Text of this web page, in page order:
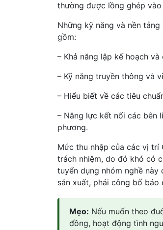
thường được lồng ghép
Những kỹ năng và nền
gồm:
– Khả năng lập kế hoạch
– Kỹ năng truyền thông và
– Hiểu biết về các tiêu
– Năng lực kết nối các bên
phương.
Mức thu nhập của các vị trí
trách nhiệm, do đó khó có
tuyển dụng nhóm nghề
sản xuất, phải công bố báo
Mẹo: Nếu muốn theo
đồng, hoạt động tình